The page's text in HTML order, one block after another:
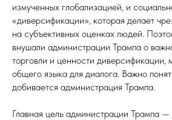
измученных глобализацией, и
«диверсификации», которая делает
на субъективных оценках людей.
внушали администрации Трампа о
торговли и ценности
общего языка для диалога. Важно
добивается администрация Трампа.
Главная цель администрации Трампа —